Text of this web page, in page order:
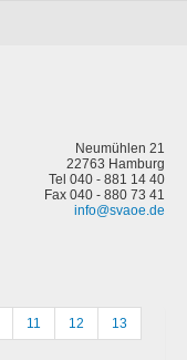
Neumühlen 21
22763 Hamburg
Tel 040 - 881 14 40
Fax 040 - 880 73 41
info@svaoe.de
11 12 13